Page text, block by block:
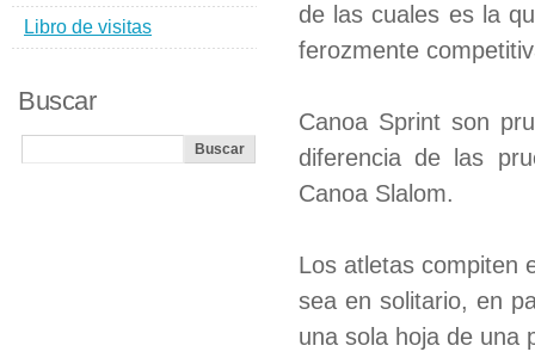
de las cuales es la
ferozmente
Canoa Sprint son
diferencia de las
Canoa Slalom.
Los atletas compiten
sea en solitario, en
una sola hoja de una
Libro de visitas
Buscar